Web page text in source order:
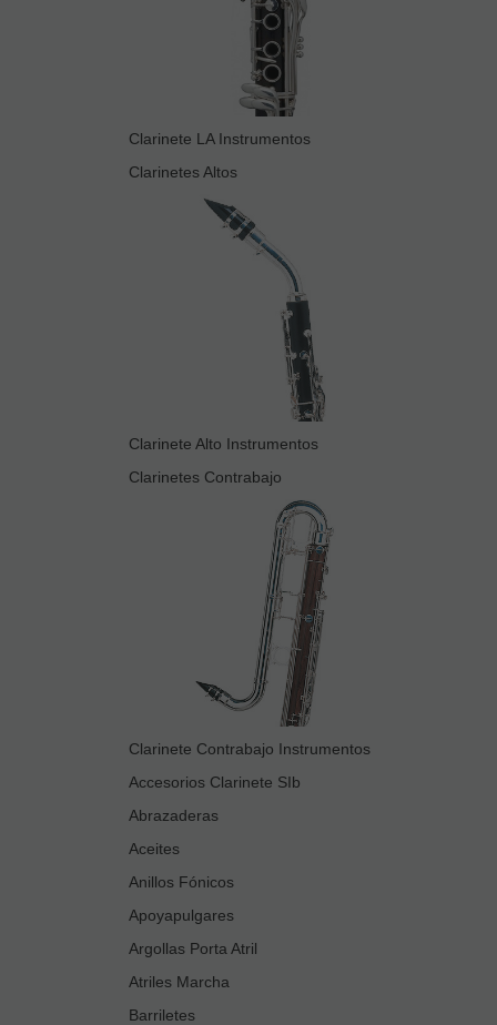
Clarinete LA Instrumentos
Clarinetes Altos
Clarinete Alto Instrumentos
Clarinetes Contrabajo
Clarinete Contrabajo Instrumentos
Accesorios Clarinete SIb
Abrazaderas
Aceites
Anillos Fónicos
Apoyapulgares
Argollas Porta Atril
Atriles Marcha
Barriletes